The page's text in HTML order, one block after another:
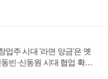
업주 시대 '라면 앙금'은 옛
빈·신동원 시대 협업 확대